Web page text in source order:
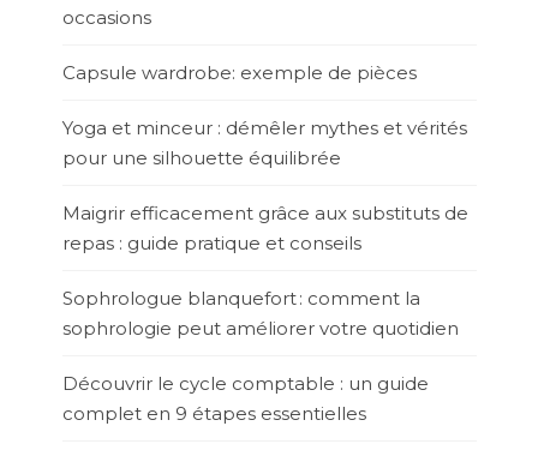
occasions
Capsule wardrobe: exemple de pièces
Yoga et minceur : démêler mythes et vérités
pour une silhouette équilibrée
Maigrir efficacement grâce aux substituts de
repas : guide pratique et conseils
Sophrologue blanquefort : comment la
sophrologie peut améliorer votre quotidien
Découvrir le cycle comptable : un guide
complet en 9 étapes essentielles